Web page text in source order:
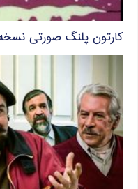
کارتون پلنگ صورتی